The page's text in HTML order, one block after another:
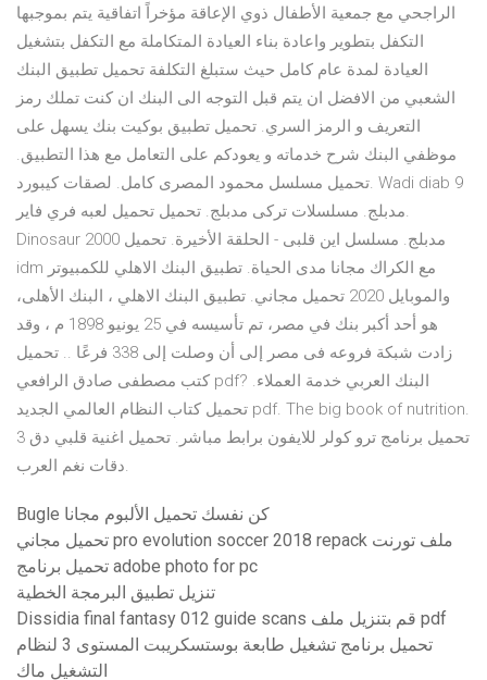
الراجحي مع جمعية الأطفال ذوي الإعاقة مؤخراً اتفاقية يتم بموجبها
التكفل بتطوير واعادة بناء العيادة المتكاملة مع التكفل بتشغيل
العيادة لمدة عام كامل حيث ستبلغ التكلفة تحميل تطبيق البنك
الشعبي من الافضل ان يتم قبل التوجه الى البنك ان كنت تملك رمز
التعريف و الرمز السري. تحميل تطبيق بوكيت بنك يسهل على
موظفي البنك شرح خدماته و يعودكم على التعامل مع هذا التطبيق.
تحميل مسلسل محمود المصرى كامل. لصقات كيبورد. Wadi diab 9
مدبلج. مسلسلات تركى مدبلج. تحميل تحميل لعبه فري فاير.
Dinosaur 2000 مدبلج. مسلسل اين قلبى - الحلقة الأخيرة. تحميل
idm مع الكراك مجانا مدى الحياة. تطبيق البنك الاهلي للكمبيوتر
والموبايل 2020 تحميل مجاني. تطبيق البنك الاهلي ، البنك الأهلى،
هو أحد أكبر بنك في مصر، تم تأسيسه في 25 يونيو 1898 م ، وقد
زادت شبكة فروعه فى مصر إلى أن وصلت إلى 338 فرعًا .. تحميل
كتب مصطفى صادق الرافعي pdf? البنك العربي خدمة العملاء.
تحميل كتاب النظام العالمي الجديد pdf. The big book of nutrition.
تحميل برنامج ترو كولر للايفون برابط مباشر. تحميل اغنية قلبي دق 3
دقات نغم العرب.
Bugle كن نفسك تحميل الألبوم مجانا
تحميل مجاني pro evolution soccer 2018 repack ملف تورنت
تحميل برنامج adobe photo for pc
تنزيل تطبيق البرمجة الخطية
Dissidia final fantasy 012 guide scans قم بتنزيل ملف pdf
تحميل برنامج تشغيل طابعة بوستسكريبت المستوى 3 لنظام
التشغيل ماك